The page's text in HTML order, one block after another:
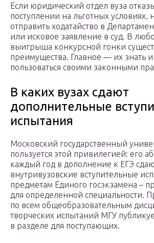
Если юридический отдел вуза
поступлении на льготных условиях,
отправить ходатайство в
или исковое заявление в суд. В
выигрыша конкурсной гонки
преимущества. Главное — их знать
пользоваться своими законными
В каких вузах сдают
дополнительные
испытания
Московский государственный
пользуется этой привилегией: его
каждый год в дополнение к ЕГЭ
внутривузовские вступительные
предметам Единого госэкзамена –
для определенной специальности.
по всем общеобразовательным
творческих испытаний МГУ
в разделе для поступающих.